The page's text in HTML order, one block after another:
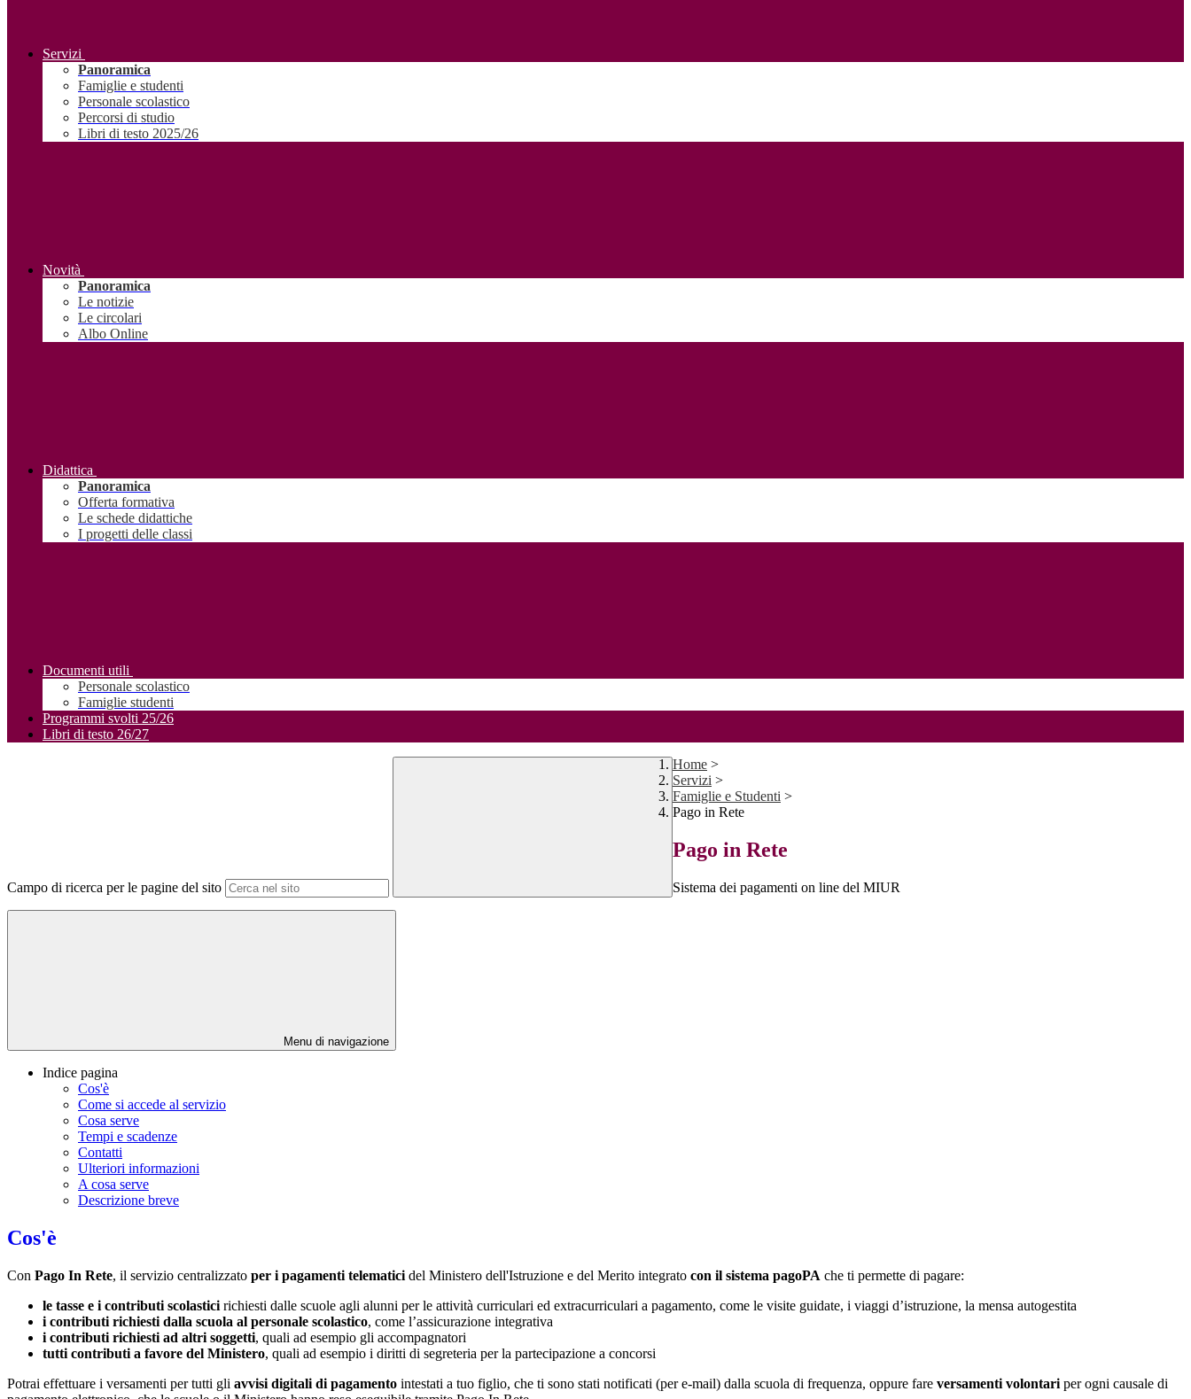
Servizi
Panoramica
Famiglie e studenti
Personale scolastico
Percorsi di studio
Libri di testo 2025/26
Novità
Panoramica
Le notizie
Le circolari
Albo Online
Didattica
Panoramica
Offerta formativa
Le schede didattiche
I progetti delle classi
Documenti utili
Personale scolastico
Famiglie studenti
Programmi svolti 25/26
Libri di testo 26/27
Campo di ricerca per le pagine del sito
Home >
Servizi >
Famiglie e Studenti >
Pago in Rete
Pago in Rete
Sistema dei pagamenti on line del MIUR
Menu di navigazione
Indice pagina
Cos'è
Come si accede al servizio
Cosa serve
Tempi e scadenze
Contatti
Ulteriori informazioni
A cosa serve
Descrizione breve
Cos'è
Con Pago In Rete, il servizio centralizzato per i pagamenti telematici del Ministero dell'Istruzione e del Merito integrato con il sistema pagoPA che ti permette di pagare:
le tasse e i contributi scolastici richiesti dalle scuole agli alunni per le attività curriculari ed extracurriculari a pagamento, come le visite guidate, i viaggi d’istruzione, la mensa autogestita
i contributi richiesti dalla scuola al personale scolastico, come l’assicurazione integrativa
i contributi richiesti ad altri soggetti, quali ad esempio gli accompagnatori
tutti contributi a favore del Ministero, quali ad esempio i diritti di segreteria per la partecipazione a concorsi
Potrai effettuare i versamenti per tutti gli avvisi digitali di pagamento intestati a tuo figlio, che ti sono stati notificati (per e-mail) dalla scuola di frequenza, oppure fare versamenti volontari per ogni causale di